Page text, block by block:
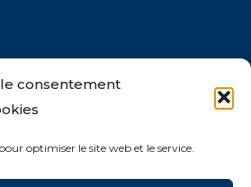
consentement
optimiser le site web et le service.